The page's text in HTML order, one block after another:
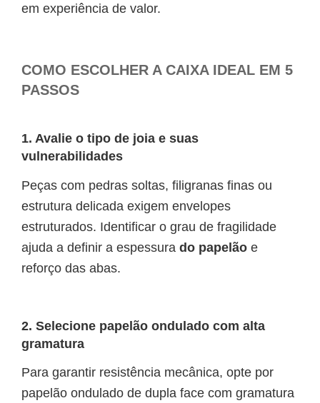
em experiência de valor.
COMO ESCOLHER A CAIXA IDEAL EM 5
PASSOS
1. Avalie o tipo de joia e suas
vulnerabilidades
Peças com pedras soltas, filigranas finas ou
estrutura delicada exigem envelopes
estruturados. Identificar o grau de fragilidade
ajuda a definir a espessura do papelão e
reforço das abas.
2. Selecione papelão ondulado com alta
gramatura
Para garantir resistência mecânica, opte por
papelão ondulado de dupla face com gramatura